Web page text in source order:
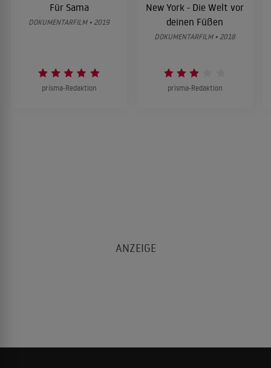
Für Sama
DOKUMENTARFILM • 2019
prisma-Redaktion
New York - Die Welt vor
deinen Füßen
DOKUMENTARFILM • 2018
prisma-Redaktion